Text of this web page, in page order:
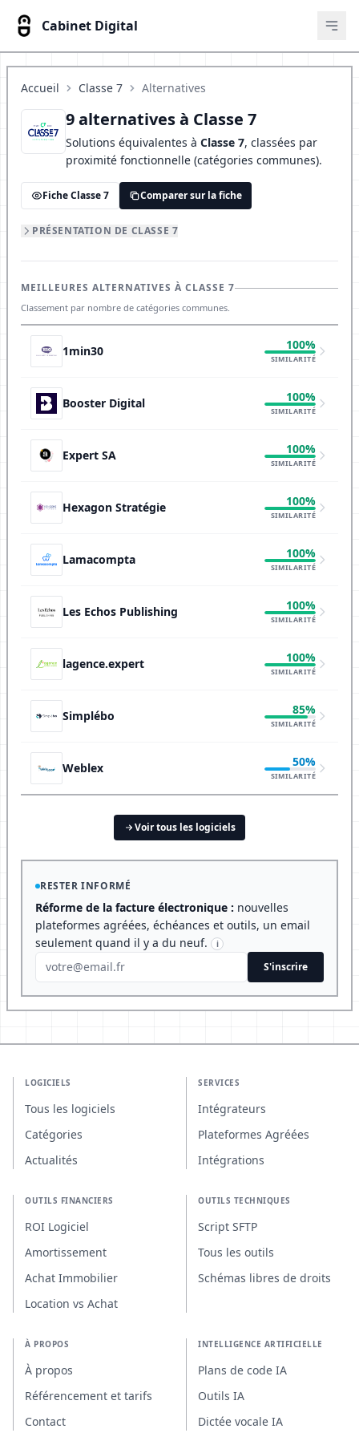
Cabinet Digital
Accueil Classe 7 Alternatives
9 alternatives à Classe 7
Solutions équivalentes à Classe 7, classées par
proximité fonctionnelle (catégories communes).
Fiche Classe 7 Comparer sur la fiche
PRÉSENTATION DE CLASSE 7
MEILLEURES ALTERNATIVES À CLASSE 7
Classement par nombre de catégories communes.
1min30 100%
SIMILARITÉ
Booster Digital 100%
SIMILARITÉ
Expert SA 100%
SIMILARITÉ
Hexagon Stratégie 100%
SIMILARITÉ
Lamacompta 100%
SIMILARITÉ
Les Echos Publishing 100%
SIMILARITÉ
lagence.expert 100%
SIMILARITÉ
Simplébo 85%
SIMILARITÉ
Weblex 50%
SIMILARITÉ
Voir tous les logiciels
RESTER INFORMÉ
Réforme de la facture électronique : nouvelles
plateformes agréées, échéances et outils, un email
seulement quand il y a du neuf.
i
S'inscrire
LOGICIELS
Tous les logiciels
Catégories
Actualités
SERVICES
Intégrateurs
Plateformes Agréées
Intégrations
OUTILS FINANCIERS
ROI Logiciel
Amortissement
Achat Immobilier
Location vs Achat
OUTILS TECHNIQUES
Script SFTP
Tous les outils
Schémas libres de droits
À PROPOS
À propos
Référencement et tarifs
Contact
INTELLIGENCE ARTIFICIELLE
Plans de code IA
Outils IA
Dictée vocale IA